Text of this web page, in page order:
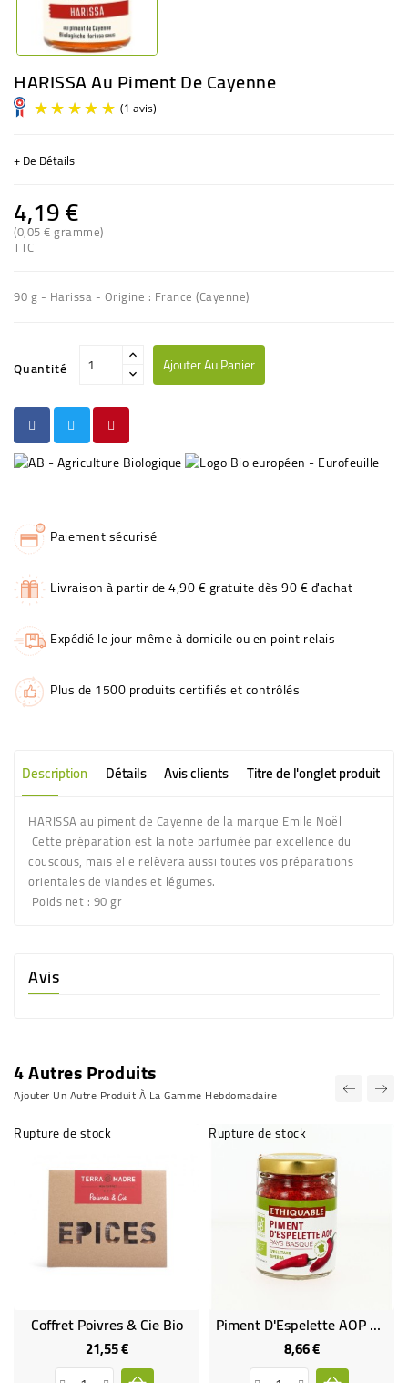
HARISSA Au Piment De Cayenne
+ De Détails
4,19 €
(0,05 € gramme)
TTC
90 g - Harissa - Origine : France (Cayenne)
Quantité Ajouter Au Panier
Paiement sécurisé
Livraison à partir de 4,90 € gratuite dès 90 € d'achat
Expédié le jour même à domicile ou en point relais
Plus de 1500 produits certifiés et contrôlés
Description Détails Avis clients Titre de l'onglet produit
HARISSA au piment de Cayenne de la marque Emile Noël
Cette préparation est la note parfumée par excellence du
couscous, mais elle relèvera aussi toutes vos préparations
orientales de viandes et légumes.
Poids net : 90 gr
Avis
4 Autres Produits
Ajouter Un Autre Produit À La Gamme Hebdomadaire
Rupture de stock
Coffret Poivres & Cie Bio
21,55 €Prix
Rupture de stock
Piment D'Espelette AOP Du Pays Basque Bio & Équitable
8,66 €Prix